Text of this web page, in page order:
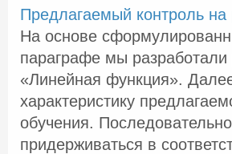
Предлагаемый контроль на
На основе
параграфе мы
«Линейная функция».
характеристику
обучения.
придерживаться в